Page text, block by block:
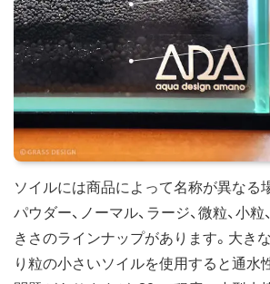
ソイルには商品によって名称が異なる
パウダー、ノーマル、ラージ、微粒、小粒
きさのラインナップがあります。大き
り粒の小さいソイルを使用すると通水